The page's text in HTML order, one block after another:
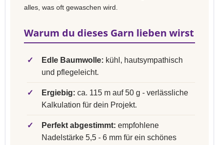
alles, was oft gewaschen wird.
Warum du dieses Garn lieben wirst
✓ Edle Baumwolle: kühl, hautsympathisch
und pflegeleicht.
✓ Ergiebig: ca. 115 m auf 50 g - verlässliche
Kalkulation für dein Projekt.
✓ Perfekt abgestimmt: empfohlene
Nadelstärke 5,5 - 6 mm für ein schönes